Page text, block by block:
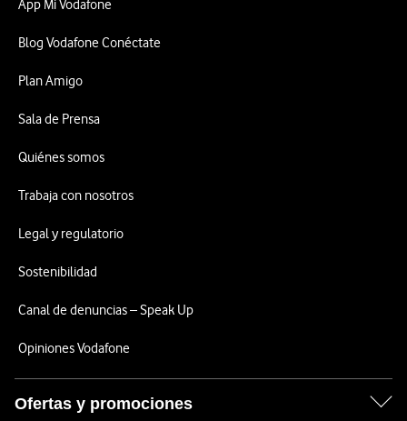
App Mi Vodafone
Blog Vodafone Conéctate
Plan Amigo
Sala de Prensa
Quiénes somos
Trabaja con nosotros
Legal y regulatorio
Sostenibilidad
Canal de denuncias – Speak Up
Opiniones Vodafone
Ofertas y promociones